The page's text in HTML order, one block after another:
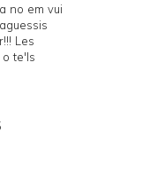
no em vui
Les
te'ls